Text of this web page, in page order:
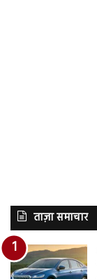
ताज़ा समाचार